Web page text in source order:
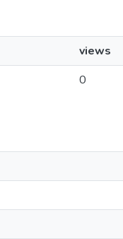
views
0